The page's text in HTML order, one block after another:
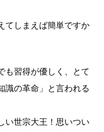
てしまえば簡単ですか
も習得が優しく、とて
識の革命」と言われる
い世宗大王！思いつい